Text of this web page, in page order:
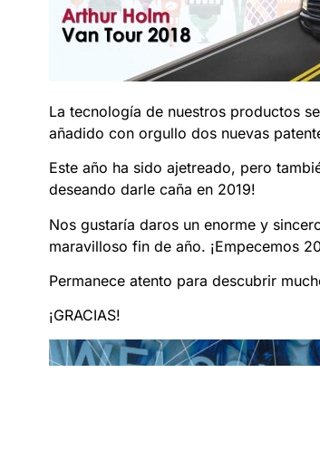
La tecnología de nuestros productos
añadido con orgullo dos nuevas
Este año ha sido ajetreado, pero
deseando darle caña en 2019!
Nos gustaría daros un enorme y
maravilloso fin de año. ¡Empecemos
Permanece atento para descubrir
¡GRACIAS!